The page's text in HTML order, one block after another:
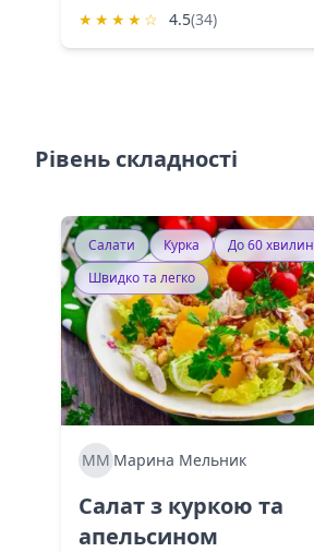
★ ★ ★ ★ ☆ 4.5(34)
Рівень складності
Салати Курка
До 60 хвилин
Швидко та легко
ММ Марина Мельник
Салат з куркою та
апельсином